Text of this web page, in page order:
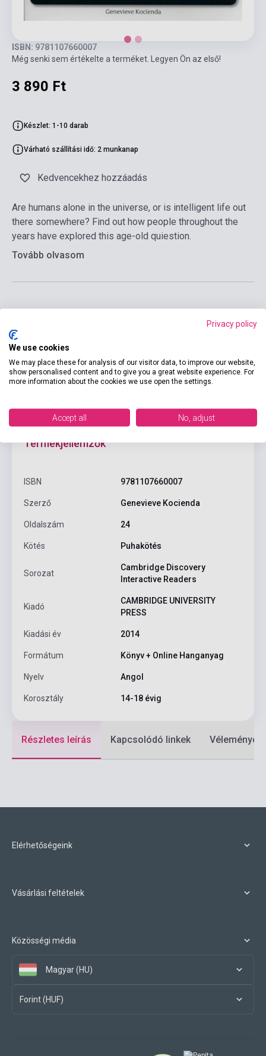
ISBN: 9781107660007
Még senki sem értékelte a terméket. Legyen Ön az első!
3 890 Ft
Készlet: 1-10 darab
Várható szállítási idő: 2 munkanap
Kedvencekhez hozzáadás
Are humans alone in the universe, or is intelligent life out
there somewhere? Find out how people throughout the
years have explored this age-old quiestion.
Tovább olvasom
Kosárba
Termékjellemzők
ISBN 9781107660007
Szerző Genevieve Kocienda
Oldalszám 24
Kötés Puhakötés
Sorozat
Cambridge Discovery
Interactive Readers
Kiadó
CAMBRIDGE UNIVERSITY
PRESS
Kiadási év 2014
Formátum Könyv + Online Hanganyag
Nyelv Angol
Korosztály 14-18 évig
Részletes leírás Kapcsolódó linkek Vélemények
Elérhetőségeink
Vásárlási feltételek
Közösségi média
Magyar (HU)
Forint (HUF)
Privacy policy
We use cookies
We may place these for analysis of our visitor data, to improve our website,
show personalised content and to give you a great website experience. For
more information about the cookies we use open the settings.
Accept all No, adjust